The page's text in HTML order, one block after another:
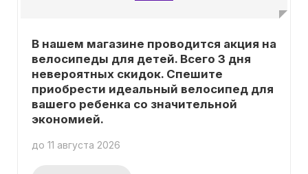
В нашем магазине проводится акция на
велосипеды для детей. Всего 3 дня
невероятных скидок. Спешите
приобрести идеальный велосипед для
вашего ребенка со значительной
экономией.
до 11 августа 2026